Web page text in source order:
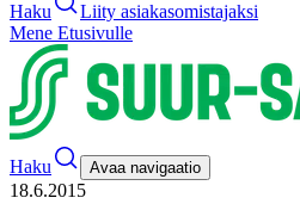
Haku
Liity asiakasomistajaksi
Mene Etusivulle
Haku Avaa navigaatio
18.6.2015